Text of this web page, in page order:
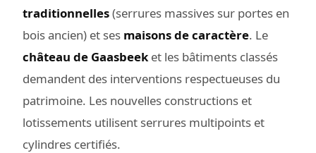
traditionnelles(serrures massives sur portes en
bois ancien) et ses maisons de caractère. Le
château de Gaasbeeket les bâtiments classés
demandent des interventions respectueuses du
patrimoine. Les nouvelles constructions et
lotissements utilisent serrures multipoints et
cylindres certifiés.